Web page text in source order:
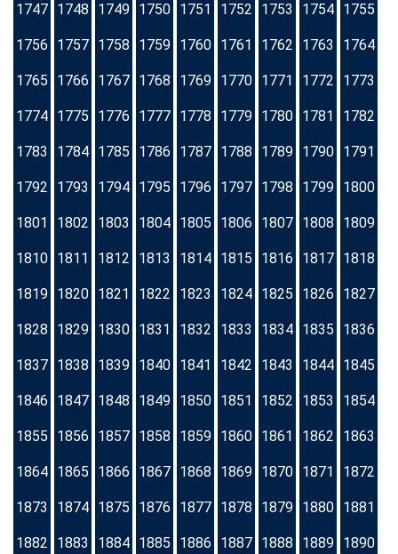
1747 1748 1749 1750 1751 1752 1753 1754 1755
1756 1757 1758 1759 1760 1761 1762 1763 1764
1765 1766 1767 1768 1769 1770 1771 1772 1773
1774 1775 1776 1777 1778 1779 1780 1781 1782
1783 1784 1785 1786 1787 1788 1789 1790 1791
1792 1793 1794 1795 1796 1797 1798 1799 1800
1801 1802 1803 1804 1805 1806 1807 1808 1809
1810 1811 1812 1813 1814 1815 1816 1817 1818
1819 1820 1821 1822 1823 1824 1825 1826 1827
1828 1829 1830 1831 1832 1833 1834 1835 1836
1837 1838 1839 1840 1841 1842 1843 1844 1845
1846 1847 1848 1849 1850 1851 1852 1853 1854
1855 1856 1857 1858 1859 1860 1861 1862 1863
1864 1865 1866 1867 1868 1869 1870 1871 1872
1873 1874 1875 1876 1877 1878 1879 1880 1881
1882 1883 1884 1885 1886 1887 1888 1889 1890